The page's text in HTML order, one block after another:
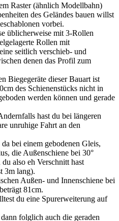
Raster (ähnlich Modellbahn)
des Geländes bauen willst
vorbei.
üblicherweise mit 3-Rollen
Rollen mit
seitlich verschieb- und
denen das Profil zum
Biegegeräte dieser Bauart ist
des Schienenstücks nicht in
werden können und gerade
hast du bei längeren
unruhige Fahrt an den
bei einem gebodenen Gleis,
die Außenschiene bei 30°
also eh Verschnitt hast
3m lang).
Außen- und Innenschiene bei
81cm.
du eine Spurerweiterung auf
folglich auch die geraden